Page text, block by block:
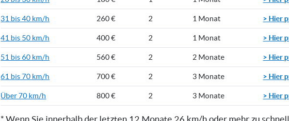
31 bis 40 km/h 260 € 2 1 Monat > Hier
41 bis 50 km/h 400 € 2 1 Monat > Hier
51 bis 60 km/h 560 € 2 2 Monate > Hier
61 bis 70 km/h 700 € 2 3 Monate > Hier
Über 70 km/h 800 € 2 3 Monate > Hier